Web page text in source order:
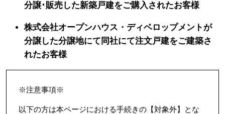
分譲･販売した新築戸建をご購入されたお客様
株式会社オープンハウス・ディベロップメントが
分譲した分譲地にて同社にて注文戸建をご建築さ
れたお客様
※注意事項※
以下の方は本ページにおける手続きの【対象外】とな